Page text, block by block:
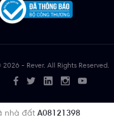
nhà đất A08121398
- Rever. All Rights Reserved.